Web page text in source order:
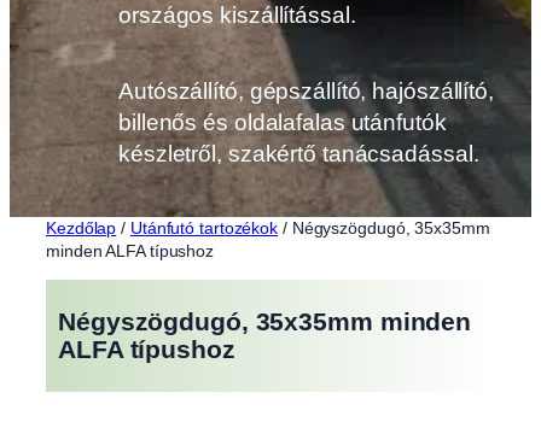
országos kiszállítással.
Autószállító, gépszállító, hajószállító,
billenős és oldalafalas utánfutók
készletről, szakértő tanácsadással.
Kezdőlap / Utánfutó tartozékok / Négyszögdugó, 35x35mm
minden ALFA típushoz
Négyszögdugó, 35x35mm minden
ALFA típushoz